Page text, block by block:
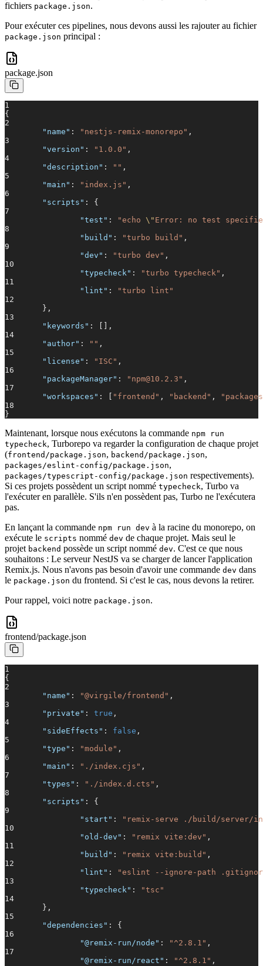
fichiers package.json.
Pour exécuter ces pipelines, nous devons aussi les rajouter au fichier
package.json principal :
package.json
1
{
2
"name" : "nestjs-remix-monorepo" ,
3
"version" : "1.0.0" ,
4
"description" : "" ,
5
"main" : "index.js" ,
6
"scripts" : {
7
"test" : "echo \" Error: no test
8
"build" : "turbo build" ,
9
"dev" : "turbo dev" ,
10
"typecheck" : "turbo typecheck" ,
11
"lint" :
"turbo lint"
12
},
13
"keywords" : [],
14
"author" : "" ,
15
"license" : "ISC" ,
16
"packageManager" : "npm@10.2.3" ,
17
"workspaces" : [ "frontend" , "backend" ,
18
}
Maintenant, lorsque nous exécutons la commande npm run
typecheck, Turborepo va regarder la configuration de chaque projet
(frontend/package.json, backend/package.json,
packages/eslint-config/package.json,
packages/typescript-config/package.json respectivements).
Si ces projets possèdent un script nommé typecheck, Turbo va
l'exécuter en parallèle. S'ils n'en possèdent pas, Turbo ne l'exécutera
pas.
En lançant la commande npm run dev à la racine du monorepo, on
exécute le scripts nommé dev de chaque projet. Mais seul le
projet backend possède un script nommé dev. C'est ce que nous
souhaitons : Le serveur NestJS va se charger de lancer l'application
Remix.js. Nous n'avons pas besoin d'avoir une commande dev dans
le package.json du frontend. Si c'est le cas, nous devons la retirer.
Pour rappel, voici notre package.json.
frontend/package.json
1
{
2
"name" : "@virgile/frontend" ,
3
"private" : true ,
4
"sideEffects" : false ,
5
"type" : "module" ,
6
"main" : "./index.cjs" ,
7
"types" : "./index.d.cts" ,
8
"scripts" : {
9
"start" :
"remix-serve ./build/server/
10
"old-dev" : "remix vite:dev" ,
11
"build" : "remix vite:build" ,
12
"lint" :
"eslint --ignore-path
13
"typecheck" :
"tsc"
14
},
15
"dependencies" : {
16
"@remix-run/node" : "^2.8.1" ,
17
"@remix-run/react" : "^2.8.1" ,